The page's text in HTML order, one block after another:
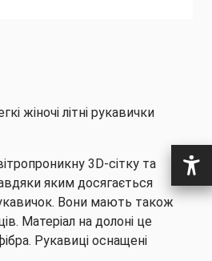
жіночі літні рукавички
3D-сітку та
яким досягається
Вони мають також
Матеріал на долоні це
Рукавиці оснащені